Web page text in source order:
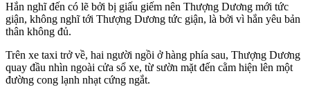
Hắn nghĩ đến có lẽ bởi bị giấu giếm nên Thượng Dương mới tức
giận, không nghĩ tới Thượng Dương tức giận, là bởi vì hắn yêu bản
thân không đủ.
Trên xe taxi trở về, hai người ngồi ở hàng phía sau, Thượng Dương
quay đầu nhìn ngoài cửa sổ xe, từ sườn mặt đến cằm hiện lên một
đường cong lạnh nhạt cứng ngắt.